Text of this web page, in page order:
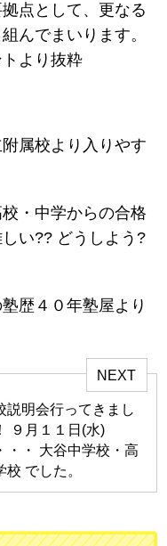
点として、更なる
んでまいります。
より抜粋
属校より入りやす
・中学からの合格
い?? どうしよう?
歴４０年塾屋より
NEXT
説明会行ってきまし
９月１１日(水)
・・ 大谷中学校・高
校 でした。